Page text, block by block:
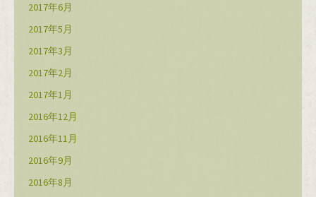
2017年6月
2017年5月
2017年3月
2017年2月
2017年1月
2016年12月
2016年11月
2016年9月
2016年8月